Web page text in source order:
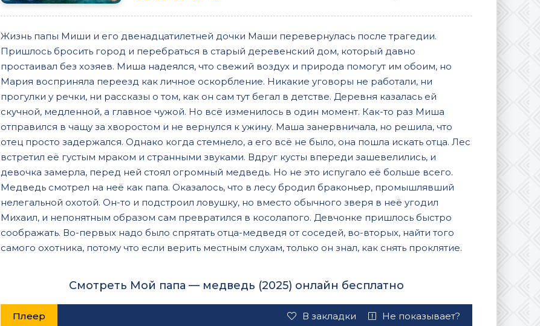
Жизнь папы Миши и его двенадцатилетней дочки Маши перевернулась после трагедии.
Пришлось бросить город и перебраться в старый деревенский дом, который давно
простаивал без хозяев. Миша надеялся, что свежий воздух и природа помогут им обоим, но
Мария восприняла переезд как личное оскорбление. Никакие уговоры не работали, ни
прогулки у речки, ни рассказы о том, как он сам тут бегал в детстве. Деревня казалась ей
скучной, медленной, а главное чужой. Но всё изменилось в один момент. Как-то раз Миша
отправился в чащу за хворостом и не вернулся к ужину. Маша занервничала, но решила, что
отец просто задержался. Однако когда стемнело, а его всё не было, она пошла искать отца. Лес
встретил её густым мраком и странными звуками. Вдруг кусты впереди зашевелились, и
девочка замерла, перед ней стоял огромный медведь. Но не это испугало её больше всего.
Медведь смотрел на неё как папа. Оказалось, что в лесу бродил браконьер, промышлявший
нелегальной охотой. Он-то и подстроил ловушку, но вместо обычного зверя в неё угодил
Михаил, и непонятным образом сам превратился в косолапого. Девчонке пришлось быстро
соображать. Во-первых надо было спрятать отца-медведя от соседей, во-вторых, найти того
самого охотника, потому что если верить местным слухам, только он знал, как снять проклятие.
Смотреть Мой папа — медведь (2025) онлайн бесплатно
Плеер В закладки Не показывает?